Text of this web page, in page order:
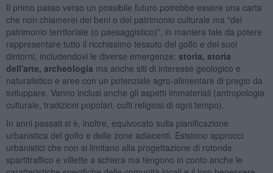
Il primo passo verso un possibile futuro potrebbe essere una carta
che non chiamerei dei beni o del patrimonio culturale ma "del
patrimonio territoriale (o paesaggistico)", in maniera tale da potere
rappresentare tutto il ricchissimo tessuto del golfo e dei suoi
dintorni, includendovi le diverse emergenze: storia, storia
dell'arte, archeologia ma anche siti di interesse geologico e
naturalistico e aree con un potenziale agro-alimentare di pregio da
sviluppare. Vanno inclusi anche gli aspetti immateriali (antropologia
culturale, tradizioni popolari, culti religiosi di ogni tempo).
In anni passati si è, inoltre, equivocato sulla pianificazione
urbanistica del golfo e delle zone adiacenti. Esistono approcci
urbanistici che non si limitano alla progettazione di rotonde
spartitraffico e villette a schiera ma tengono in conto anche le